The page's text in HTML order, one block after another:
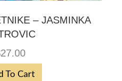
– JASMINKA
27.00
To Cart